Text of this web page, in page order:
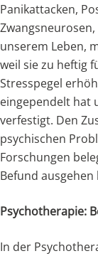
Panikattacken,
unserem Leben,
weil sie zu heftig
Stresspegel
eingependelt hat
verfestigt. Den
psychischen
Forschungen
Befund ausgehen
Psychotherapie:
In der